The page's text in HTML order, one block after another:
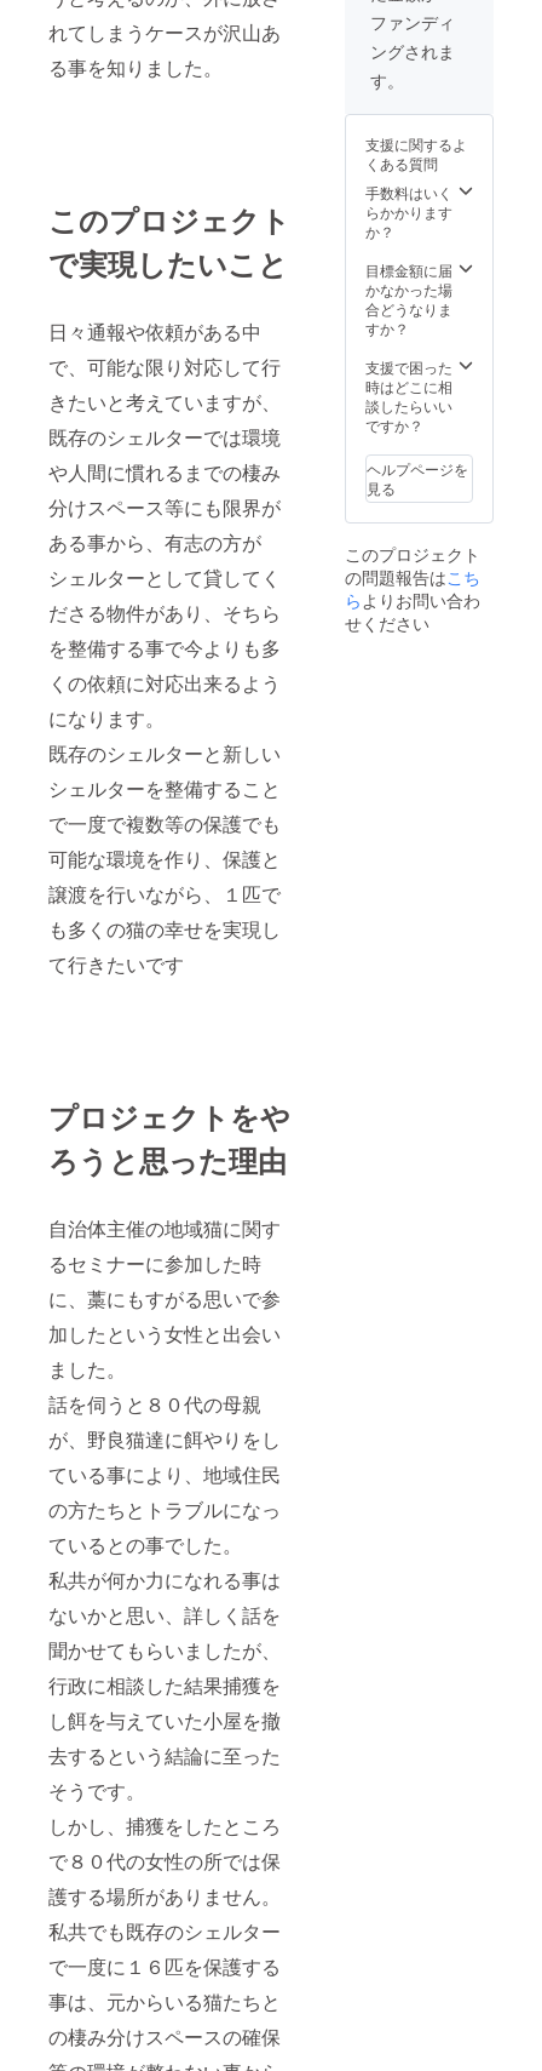
れてしまうケースが沢山あ
る事を知りました。
このプロジェクト
で実現したいこと
日々通報や依頼がある中
で、可能な限り対応して行
きたいと考えていますが、
既存のシェルターでは環境
や人間に慣れるまでの棲み
分けスペース等にも限界が
ある事から、有志の方が
シェルターとして貸してく
ださる物件があり、そちら
を整備する事で今よりも多
くの依頼に対応出来るよう
になります。
既存のシェルターと新しい
シェルターを整備すること
で一度で複数等の保護でも
可能な環境を作り、保護と
譲渡を行いながら、１匹で
も多くの猫の幸せを実現し
て行きたいです
プロジェクトをや
ろうと思った理由
自治体主催の地域猫に関す
るセミナーに参加した時
に、藁にもすがる思いで参
加したという女性と出会い
ました。
話を伺うと８０代の母親
が、野良猫達に餌やりをし
ている事により、地域住民
の方たちとトラブルになっ
ているとの事でした。
私共が何か力になれる事は
ないかと思い、詳しく話を
聞かせてもらいましたが、
行政に相談した結果捕獲を
し餌を与えていた小屋を撤
去するという結論に至った
そうです。
しかし、捕獲をしたところ
で８０代の女性の所では保
護する場所がありません。
私共でも既存のシェルター
で一度に１６匹を保護する
事は、元からいる猫たちと
の棲み分けスペースの確保
るリ
ターン
とパッ
ザイン
が異な
る場合
があり
ますの
で、あ
承下さ
い
商品の
ラベル
に記載
品開封
前には
必ずお
届けの
リター
ンに添
ルや注
意書き
をご確
際にお
届けす
るリ
ターン
ケージ
等のデ
ザイン
が異な
があり
ますの
で、あ
らかじ
めご了
るお名
前をご
記入下
のない
イニ
シャル
にて掲
載させ
ていた
す。 ※
原材料
及び添
加物等
表示は
お届け
商品の
ラベル
されま
す。商
品開封
前には
届けの
リター
ンに添
付され
たラベ
ファンディ
ングされま
す。
支援に関するよ
くある質問
手数料はいく
らかかります
か？
目標金額に届
かなかった場
合どうなりま
すか？
支援で困った
時はどこに相
談したらいい
ですか？
ヘルプページを
見る
このプロジェクト
の問題報告はこち
ら よりお問い合わ
せください